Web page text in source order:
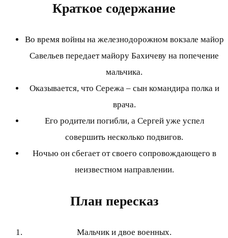
Краткое содержание
Во время войны на железнодорожном вокзале майор
Савельев передает майору Бахичеву на попечение
мальчика.
Оказывается, что Сережа – сын командира полка и
врача.
Его родители погибли, а Сергей уже успел
совершить несколько подвигов.
Ночью он сбегает от своего сопровождающего в
неизвестном направлении.
План пересказ
Мальчик и двое военных.